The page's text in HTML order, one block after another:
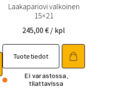
Laakapariovi valkoinen
15×21
245,00€ / kpl
Tuotetiedot
tuotteella
on
useampi
Ei varastossa,
tilattavissa